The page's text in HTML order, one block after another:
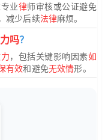
业律师审核或公证避免
减少后续法律麻烦。
吗？
，包括关键影响因素如
有效和避免无效情形。